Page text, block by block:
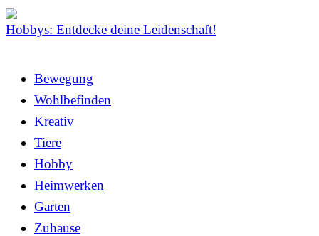
Hobbys: Entdecke deine Leidenschaft!
Bewegung
Wohlbefinden
Kreativ
Tiere
Hobby
Heimwerken
Garten
Zuhause